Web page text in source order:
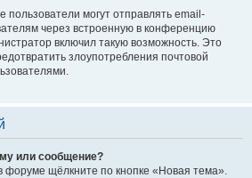
пользователи могут отправлять email-
через встроенную в конференцию
включил такую возможность. Это
злоупотребления почтовой
или сообщение?
форуме щёлкните по кнопке «Новая тема».